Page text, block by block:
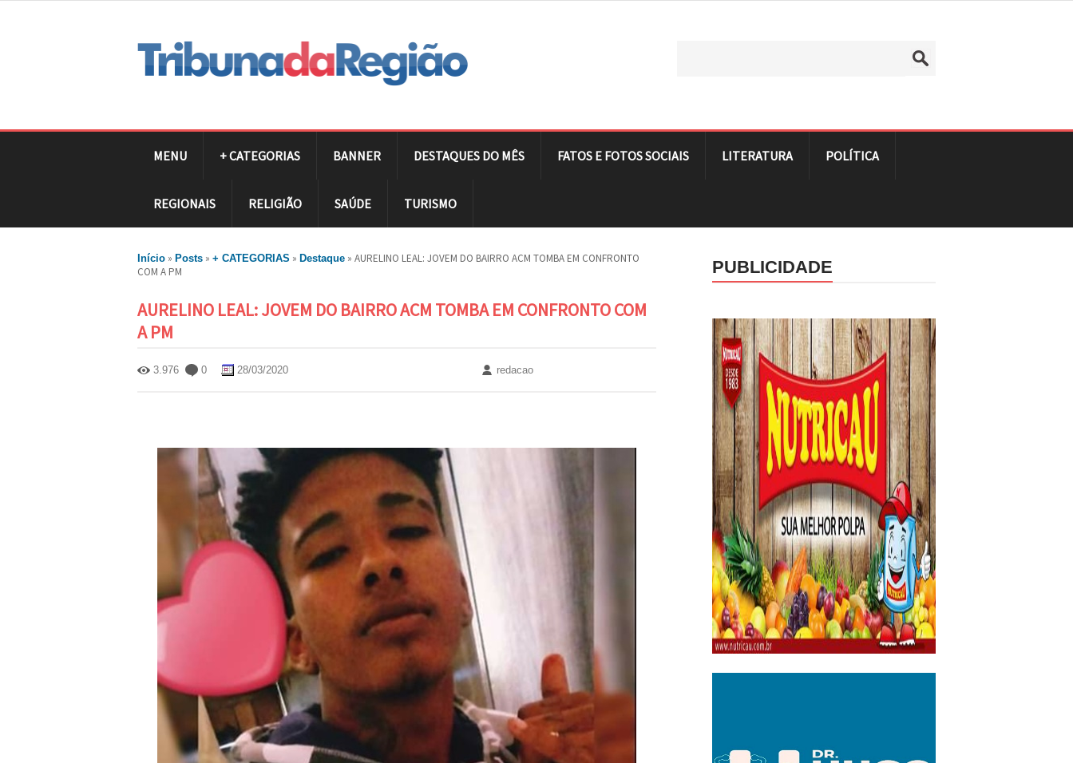
MENU + CATEGORIAS BANNER DESTAQUES DO MÊS FATOS E FOTOS SOCIAIS LITERATURA POLÍTICA
REGIONAIS RELIGIÃO SAÚDE TURISMO
Início » Posts » + CATEGORIAS » Destaque » AURELINO LEAL: JOVEM DO BAIRRO ACM TOMBA EM CONFRONTO
COM A PM
AURELINO LEAL: JOVEM DO BAIRRO ACM TOMBA EM CONFRONTO COM
A PM
3.976 0 28/03/2020 redacao
PUBLICIDADE